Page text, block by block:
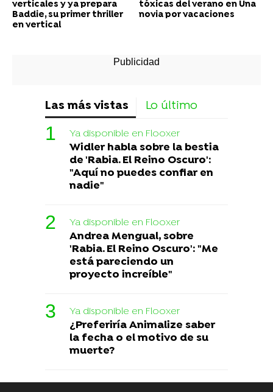
verticales y ya prepara
Baddie, su primer thriller
en vertical
tóxicas del verano en Una
novia por vacaciones
Las más vistas Lo último
Ya disponible en Flooxer
Widler habla sobre la bestia
de 'Rabia. El Reino Oscuro':
"Aquí no puedes confiar en
nadie"
Ya disponible en Flooxer
Andrea Mengual, sobre
'Rabia. El Reino Oscuro': "Me
está pareciendo un
proyecto increíble"
Ya disponible en Flooxer
¿Preferiría Animalize saber
la fecha o el motivo de su
muerte?